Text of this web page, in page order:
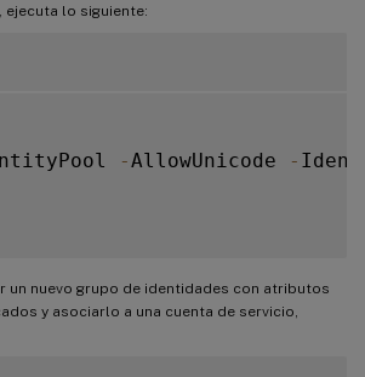
ejecuta lo siguiente:
-AllowUnicode -
un nuevo grupo de identidades con atributos
y asociarlo a una cuenta de servicio,